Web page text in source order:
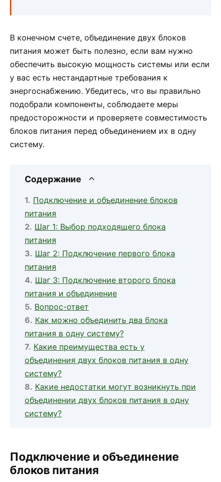
В конечном счете, объединение двух блоков
питания может быть полезно, если вам нужно
обеспечить высокую мощность системы или если
у вас есть нестандартные требования к
энергоснабжению. Убедитесь, что вы правильно
подобрали компоненты, соблюдаете меры
предосторожности и проверяете совместимость
блоков питания перед объединением их в одну
систему.
Содержание
Подключение и объединение блоков
питания
Шаг 1: Выбор подходящего блока
питания
Шаг 2: Подключение первого блока
питания
Шаг 3: Подключение второго блока
питания и объединение
Вопрос-ответ
Как можно объединить два блока
питания в одну систему?
Какие преимущества есть у
объединения двух блоков питания в одну
систему?
Какие недостатки могут возникнуть при
объединении двух блоков питания в одну
систему?
Подключение и объединение
блоков питания